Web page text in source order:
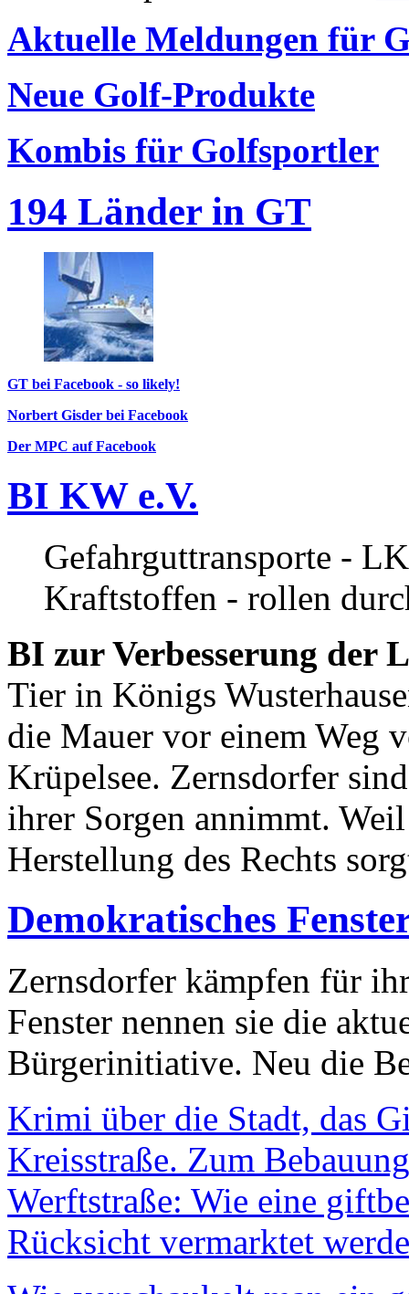
Aktuelle Meldungen für
Neue Golf-Produkte
Kombis für Golfsportler
194 Länder in GT
GT bei Facebook - so likely!
Norbert Gisder bei Facebook
Der MPC auf Facebook
BI KW e.V.
Gefahrguttransporte -
Kraftstoffen - rollen
BI zur Verbesserung der
Tier in Königs
die Mauer vor einem Weg
Krüpelsee. Zernsdorfer
ihrer Sorgen annimmt.
Herstellung des Rechts
Demokratisches
Zernsdorfer kämpfen für
Fenster nennen sie die
Bürgerinitiative. Neu die
Krimi über die Stadt, das
Kreisstraße. Zum
Werftstraße: Wie eine
Rücksicht vermarktet